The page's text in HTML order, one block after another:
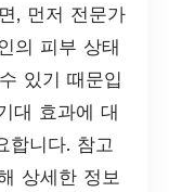
, 먼저 전문가
의 피부 상태
있기 때문입
대 효과에 대
합니다. 참고
상세한 정보